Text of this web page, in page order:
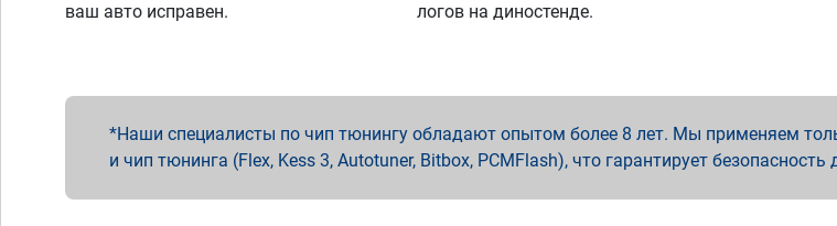
ваш авто исправен.
логов на диностенде.
Наши специалисты по чип тюнингу обладают опытом более 8 лет. Мы применяем
и чип тюнинга (Flex, Kess 3, Autotuner, Bitbox, PCMFlash), что гарантирует